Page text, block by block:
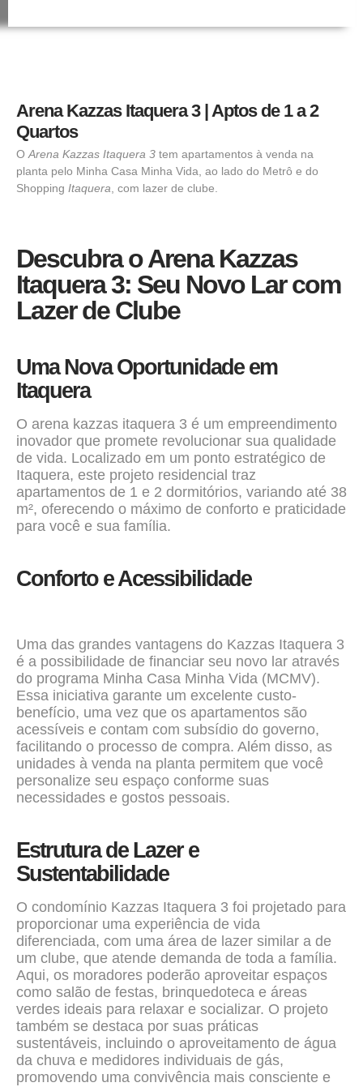
Arena Kazzas Itaquera 3 | Aptos de 1 a 2
Quartos
O Arena Kazzas Itaquera 3 tem apartamentos à venda na
planta pelo Minha Casa Minha Vida, ao lado do Metrô e do
Shopping Itaquera , com lazer de clube.
Descubra o Arena Kazzas
Itaquera 3: Seu Novo Lar com
Lazer de Clube
Uma Nova Oportunidade em
Itaquera
O arena kazzas itaquera 3 é um empreendimento
inovador que promete revolucionar sua qualidade
de vida. Localizado em um ponto estratégico de
Itaquera, este projeto residencial traz
apartamentos de 1 e 2 dormitórios, variando até 38
m², oferecendo o máximo de conforto e praticidade
para você e sua família.
Conforto e Acessibilidade
Uma das grandes vantagens do Kazzas Itaquera 3
é a possibilidade de financiar seu novo lar através
do programa Minha Casa Minha Vida (MCMV).
Essa iniciativa garante um excelente custo-
benefício, uma vez que os apartamentos são
acessíveis e contam com subsídio do governo,
facilitando o processo de compra. Além disso, as
unidades à venda na planta permitem que você
personalize seu espaço conforme suas
necessidades e gostos pessoais.
Estrutura de Lazer e
Sustentabilidade
O condomínio Kazzas Itaquera 3 foi projetado para
proporcionar uma experiência de vida
diferenciada, com uma área de lazer similar a de
um clube, que atende demanda de toda a família.
Aqui, os moradores poderão aproveitar espaços
como salão de festas, brinquedoteca e áreas
verdes ideais para relaxar e socializar. O projeto
também se destaca por suas práticas
sustentáveis, incluindo o aproveitamento de água
da chuva e medidores individuais de gás,
promovendo uma convivência mais consciente e